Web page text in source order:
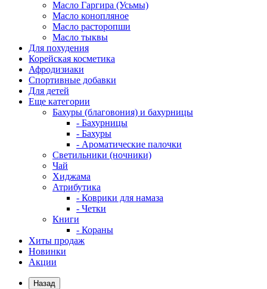
Масло Гаргира (Усьмы)
Масло конопляное
Масло расторопши
Масло тыквы
Для похудения
Корейская косметика
Афродизиаки
Спортивные добавки
Для детей
Еще категории
Бахуры (благовония) и бахурницы
- Бахурницы
- Бахуры
- Ароматические палочки
Светильники (ночники)
Чай
Хиджама
Атрибутика
- Коврики для намаза
- Четки
Книги
- Кораны
Хиты продаж
Новинки
Акции
Назад